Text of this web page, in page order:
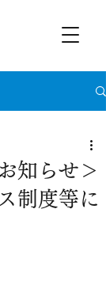
知らせ＞
制度等に